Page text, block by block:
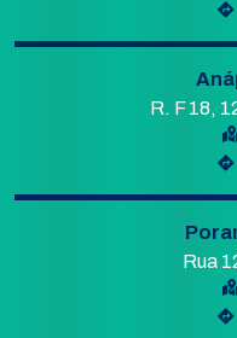
R. F 18,
Rua